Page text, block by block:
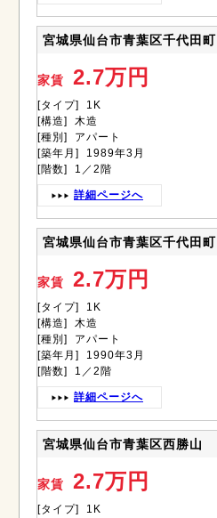
宮城県仙台市青葉区千代田町
家賃 2.7万円
[タイプ] 1K
[構造] 木造
[種別] アパート
[築年月] 1989年3月
[階数] 1／2階
詳細ページへ
宮城県仙台市青葉区千代田町
家賃 2.7万円
[タイプ] 1K
[構造] 木造
[種別] アパート
[築年月] 1990年3月
[階数] 1／2階
詳細ページへ
宮城県仙台市青葉区西勝山
家賃 2.7万円
[タイプ] 1K